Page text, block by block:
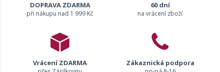
DOPRAVA ZDARMA
při nákupu nad 1 999 Kč
60 dní
na vrácení zboží
Vrácení ZDARMA Zákaznická podpora